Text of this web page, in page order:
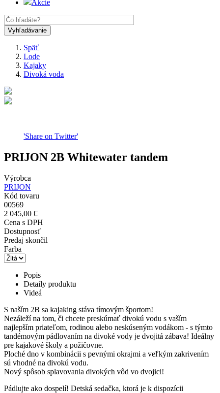
Akcie
Omrvinka
Späť
Lode
Kajaky
Divoká voda
'Share on Twitter'
PRIJON 2B Whitewater tandem
Výrobca
PRIJON
Kód tovaru
00569
2 045,00 €
Cena s DPH
Dostupnosť
Predaj skončil
Farba
Popis
Detaily produktu
Videá
S naším 2B sa kajaking stáva tímovým športom!
Nezáleží na tom, či chcete preskúmať divokú vodu s vaším
najlepším priateľom, rodinou alebo neskúseným vodákom - s týmto
tandémovým pádlovaním na divoké vody je dvojitá zábava! Ideálny
pre kajakové školy a požičovne.
Ploché dno v kombinácii s pevnými okrajmi a veľkým zakrivením
sú vhodné na divokú vodu.
Nový spôsob splavovania divokých vôd vo dvojici!
Pádlujte ako dospelí! Detská sedačka, ktorá je k dispozícii